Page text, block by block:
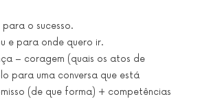
o sucesso.
e para onde quero ir.
– coragem (quais os atos de
para uma conversa que está
(de que forma) + competências